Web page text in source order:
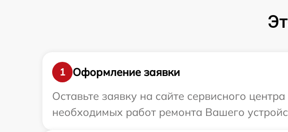
1
Оформление заявки
Оставьте заявку на сайте сервисного
необходимых работ ремонта Вашего